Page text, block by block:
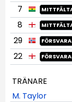
7
8
29
22
TRÄNARE
M. Taylor